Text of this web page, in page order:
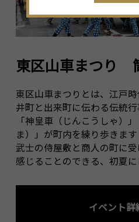
東区山車まつり
東区山車まつりとは、江戸
井町と出来町に伝わる伝統
「神皇車（じんこうしゃ）
ま）」が町内を練り歩きます
武士の侍屋敷と商人の町に
感じることのできる、初夏に
イベント詳